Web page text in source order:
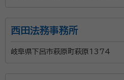
西田法務事務所
岐阜県下呂市萩原町萩原1374